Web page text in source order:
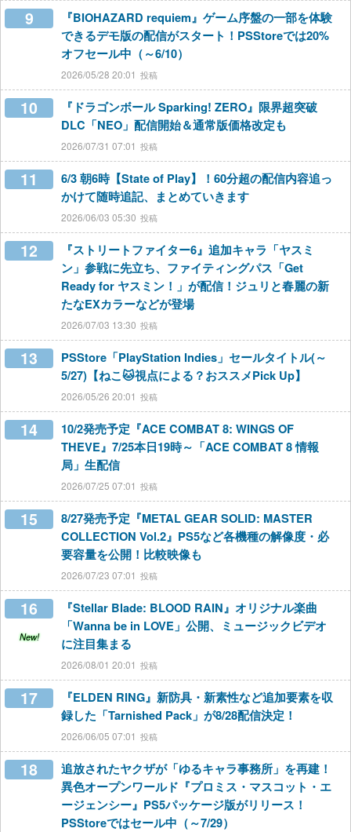
9
『BIOHAZARD requiem』ゲーム序盤の一部を体験
できるデモ版の配信がスタート！PSStoreでは20%
オフセール中（～6/10）
2026/05/28 20:01
10
『ドラゴンボール Sparking! ZERO』限界超突破
DLC「NEO」配信開始＆通常版価格改定も
2026/07/31 07:01
11
6/3 朝6時【State of Play】！60分超の配信内容追っ
かけて随時追記、まとめていきます
2026/06/03 05:30
12
『ストリートファイター6』追加キャラ「ヤスミ
ン」参戦に先立ち、ファイティングパス「Get
Ready for ヤスミン！」が配信！ジュリと春麗の新
たなEXカラーなどが登場
2026/07/03 13:30
13
PSStore「PlayStation Indies」セールタイトル(～
5/27)【ねこ🐱視点による？おススメPick Up】
2026/05/26 20:01
14
10/2発売予定『ACE COMBAT 8: WINGS OF
THEVE』7/25本日19時～「ACE COMBAT 8 情報
局」生配信
2026/07/25 07:01
15
8/27発売予定『METAL GEAR SOLID: MASTER
COLLECTION Vol.2』PS5など各機種の解像度・必
要容量を公開！比較映像も
2026/07/23 07:01
16
New!
『Stellar Blade: BLOOD RAIN』オリジナル楽曲
「Wanna be in LOVE」公開、ミュージックビデオ
に注目集まる
2026/08/01 20:01
17
『ELDEN RING』新防具・新素性など追加要素を収
録した「Tarnished Pack」が8/28配信決定！
2026/06/05 07:01
18
追放されたヤクザが「ゆるキャラ事務所」を再建！
異色オープンワールド『プロミス・マスコット・エ
ージェンシー』PS5パッケージ版がリリース！
PSStoreではセール中（～7/29）